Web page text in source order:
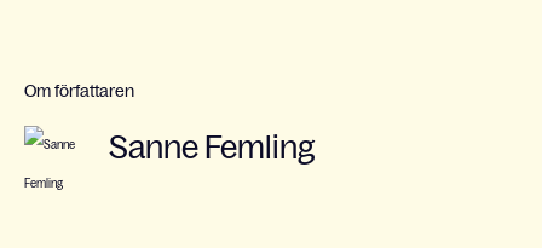
Om författaren
Sanne Femling